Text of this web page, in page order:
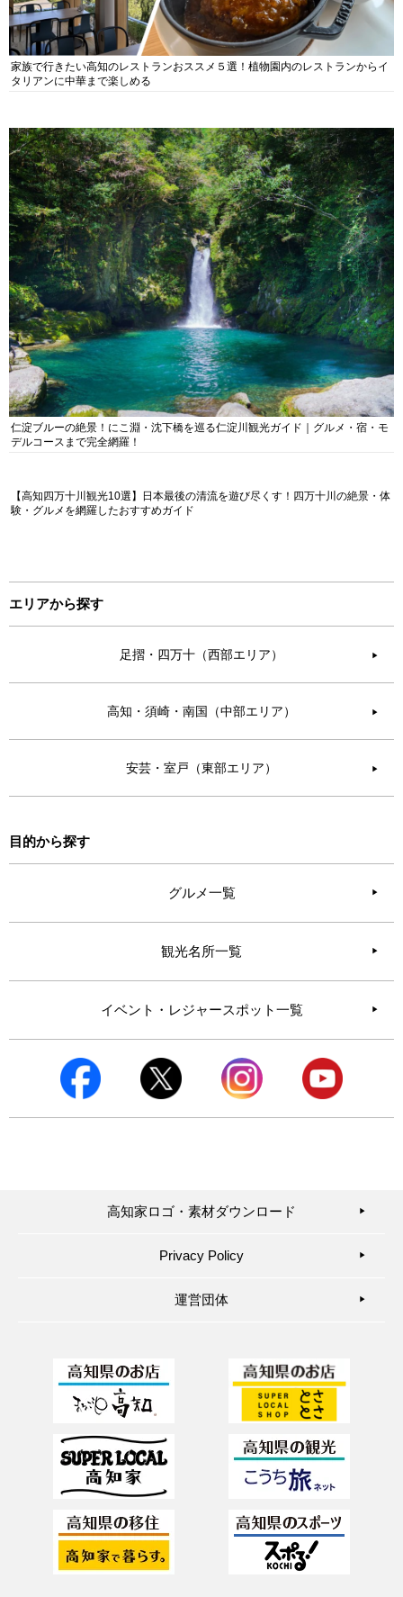
家族で行きたい高知のレストランおススメ５選！植物園内のレストランからイ
タリアンに中華まで楽しめる
仁淀ブルーの絶景！にこ淵・沈下橋を巡る仁淀川観光ガイド｜グルメ・宿・モ
デルコースまで完全網羅！
【高知四万十川観光10選】日本最後の清流を遊び尽くす！四万十川の絶景・体
験・グルメを網羅したおすすめガイド
エリアから探す
足摺・四万十（西部エリア） ▶︎
高知・須崎・南国（中部エリア） ▶︎
安芸・室戸（東部エリア） ▶︎
目的から探す
グルメ一覧
観光名所一覧
イベント・レジャースポット一覧
高知家ロゴ・素材ダウンロード ▶︎
Privacy Policy ▶︎
運営団体 ▶︎